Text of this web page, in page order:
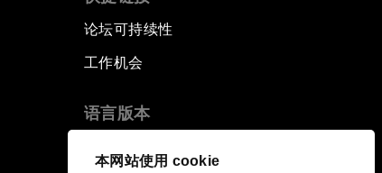
本网站使用 cookie
论坛可持续性
工作机会
语言版本